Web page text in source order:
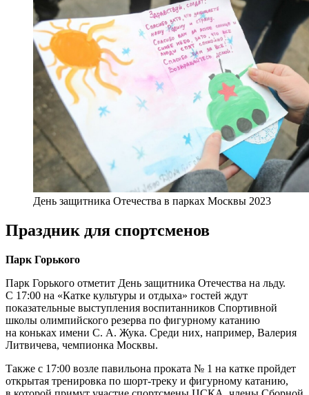
День защитника Отечества в парках Москвы 2023
Праздник для спортсменов
Парк Горького
Парк Горького отметит День защитника Отечества на льду.
С 17:00 на «Катке культуры и отдыха» гостей ждут
показательные выступления воспитанников Спортивной
школы олимпийского резерва по фигурному катанию
на коньках имени С. А. Жука. Среди них, например, Валерия
Литвичева, чемпионка Москвы.
Также с 17:00 возле павильона проката № 1 на катке пройдет
открытая тренировка по шорт-треку и фигурному катанию,